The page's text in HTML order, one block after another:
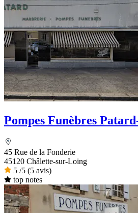
Pompes Funèbres
45 Rue de la Fonderie
45120 Châlette-sur-Loing
5 /5 (5 avis)
top notes